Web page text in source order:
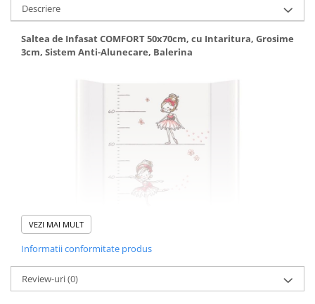
Descriere
Saltea de Infasat COMFORT 50x70cm, cu Intaritura, Grosime
3cm, Sistem Anti-Alunecare, Balerina
VEZI MAI MULT
Informatii conformitate produs
Review-uri(0)